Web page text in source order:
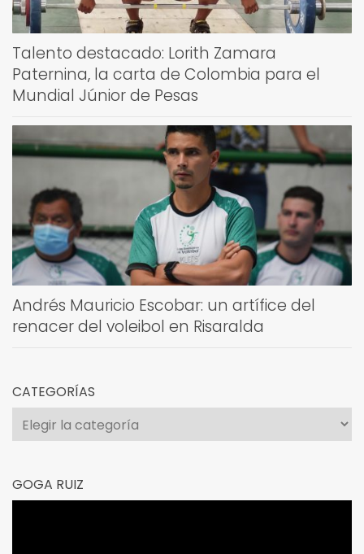
Talento destacado: Lorith Zamara
Paternina, la carta de Colombia para el
Mundial Júnior de Pesas
Andrés Mauricio Escobar: un artífice del
renacer del voleibol en Risaralda
CATEGORÍAS
Categorías
GOGA RUIZ